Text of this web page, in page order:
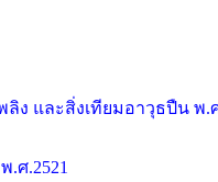
ง และสิ่งเทียมอาวุธปืน พ.ศ
ศ.2521